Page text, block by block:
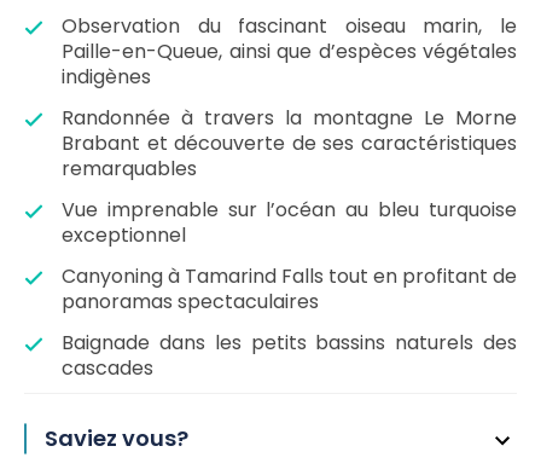
Observation du fascinant oiseau marin, le
Paille-en-Queue, ainsi que d’espèces végétales
indigènes
Randonnée à travers la montagne Le Morne
Brabant et découverte de ses caractéristiques
remarquables
Vue imprenable sur l’océan au bleu turquoise
exceptionnel
Canyoning à Tamarind Falls tout en profitant de
panoramas spectaculaires
Baignade dans les petits bassins naturels des
cascades
Saviez vous?